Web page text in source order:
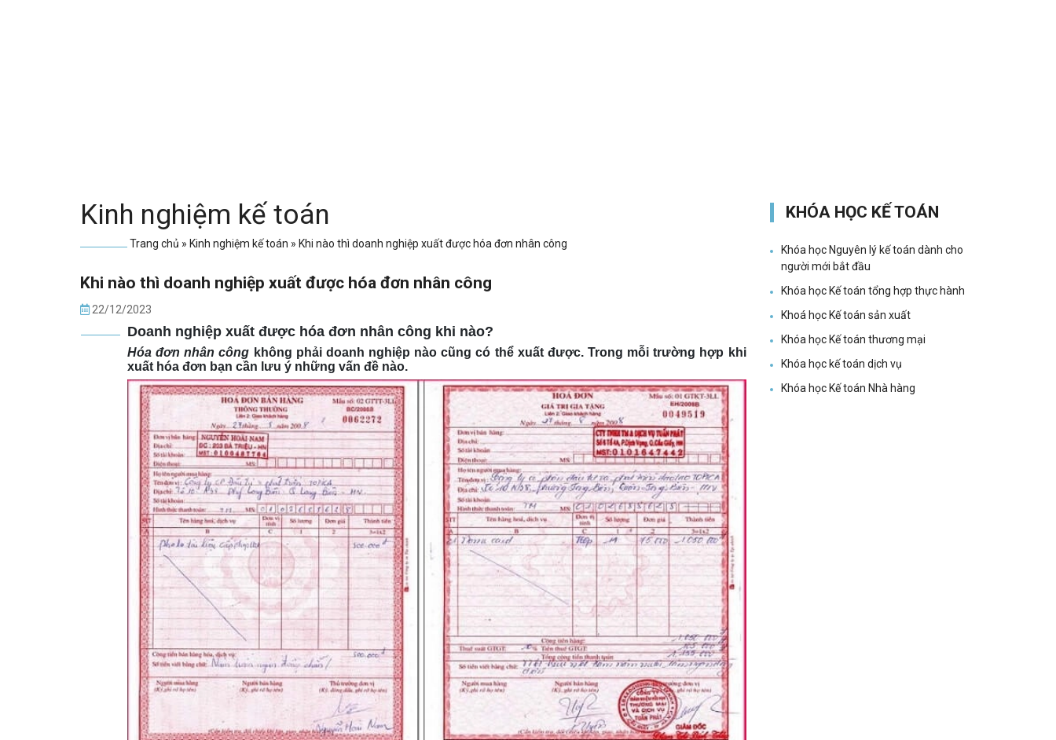
Kinh nghiệm kế toán
Trang chủ » Kinh nghiệm kế toán » Khi nào thì doanh nghiệp xuất được hóa đơn nhân công
Khi nào thì doanh nghiệp xuất được hóa đơn nhân công
22/12/2023
Doanh nghiệp xuất được hóa đơn nhân công khi nào?
Hóa đơn nhân công không phải doanh nghiệp nào cũng có thể xuất được. Trong mỗi trường hợp khi
xuất hóa đơn bạn cần lưu ý những vấn đề nào.
KHÓA HỌC KẾ TOÁN
Khóa học Nguyên lý kế toán dành cho
người mới bắt đầu
Khóa học Kế toán tổng hợp thực hành
Khoá học Kế toán sản xuất
Khóa học Kế toán thương mại
Khóa học kế toán dịch vụ
Khóa học Kế toán Nhà hàng